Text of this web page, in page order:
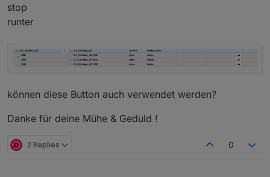
stop
runter
können diese Button auch verwendet werden?
Danke für deine Mühe & Geduld !
2 Replies 0